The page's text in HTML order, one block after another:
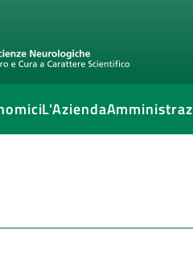
L'Azienda